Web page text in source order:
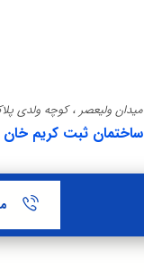
میدان ولیعصر ، کوچه ولدی پلاک
ساختمان ثبت کریم خان